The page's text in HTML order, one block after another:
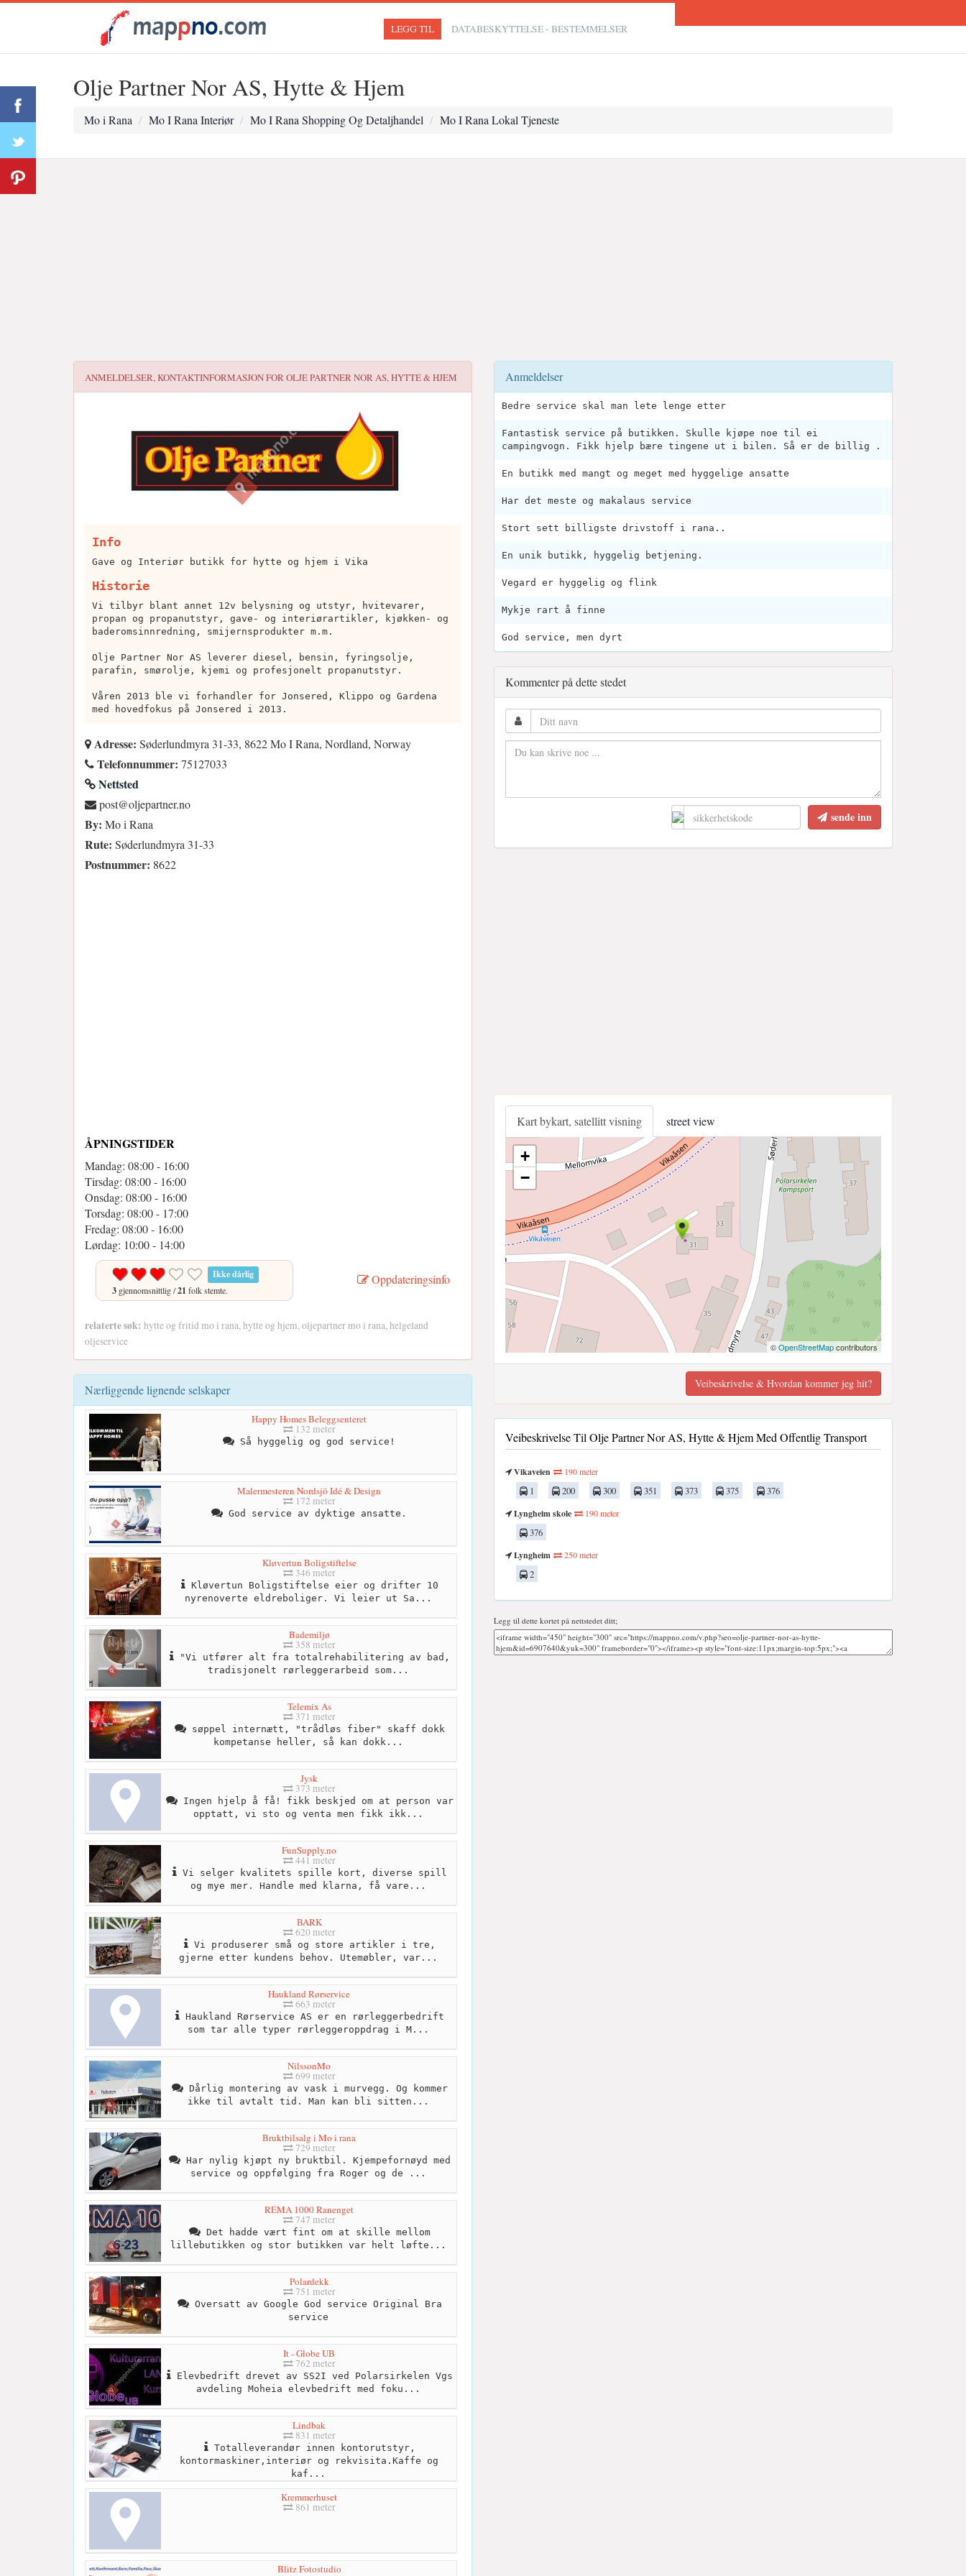
LEGG TIL DATABESKYTTELSE - BESTEMMELSER
Olje Partner Nor AS, Hytte & Hjem
Mo i Rana Mo I Rana Interiør Mo I Rana Shopping Og Detaljhandel Mo I Rana Lokal Tjeneste
ANMELDELSER, KONTAKTINFORMASJON FOROLJE PARTNER NOR AS, HYTTE & HJEM
Info
Gave og Interiør butikk for hytte og hjem i Vika
Historie
Vi tilbyr blant annet 12v belysning og utstyr, hvitevarer,
propan og propanutstyr, gave- og interiørartikler, kjøkken- og
baderomsinnredning, smijernsprodukter m.m.
Olje Partner Nor AS leverer diesel, bensin, fyringsolje,
parafin, smørolje, kjemi og profesjonelt propanutstyr.
Våren 2013 ble vi forhandler for Jonsered, Klippo og Gardena
med hovedfokus på Jonsered i 2013.
Adresse: Søderlundmyra 31-33, 8622 Mo I Rana, Nordland, Norway
Telefonnummer: 75127033
Nettsted
on.rentrapejlo@tsop
By: Mo i Rana
Rute: Søderlundmyra 31-33
Postnummer: 8622
ÅPNINGSTIDER
Mandag: 08:00 - 16:00
Tirsdag: 08:00 - 16:00
Onsdag: 08:00 - 16:00
Torsdag: 08:00 - 17:00
Fredag: 08:00 - 16:00
Lørdag: 10:00 - 14:00
Ikke dårlig
3 gjennomsnittlig /21 folk stemte.
Oppdateringsinfo
relaterte søk: hytte og fritid mo i rana, hytte og hjem, oljepartner mo i rana, helgeland
oljeservice
Nærliggende lignende selskaper
Happy Homes Beleggsenteret
132 meter
Så hyggelig og god service!
Malermesteren Nordsjö Idé & Design
172 meter
God service av dyktige ansatte.
Kløvertun Boligstiftelse
346 meter
Kløvertun Boligstiftelse eier og drifter 10
nyrenoverte eldreboliger. Vi leier ut Sa...
Bademiljø
358 meter
"Vi utfører alt fra totalrehabilitering av bad,
tradisjonelt rørleggerarbeid som...
Telemix As
371 meter
søppel internætt, "trådløs fiber" skaff dokk
kompetanse heller, så kan dokk...
Jysk
373 meter
Ingen hjelp å få! fikk beskjed om at person var
opptatt, vi sto og venta men fikk ikk...
FunSupply.no
441 meter
Vi selger kvalitets spille kort, diverse spill
og mye mer. Handle med klarna, få vare...
BARK
620 meter
Vi produserer små og store artikler i tre,
gjerne etter kundens behov. Utemøbler, var...
Haukland Rørservice
663 meter
Haukland Rørservice AS er en rørleggerbedrift
som tar alle typer rørleggeroppdrag i M...
NilssonMo
699 meter
Dårlig montering av vask i murvegg. Og kommer
ikke til avtalt tid. Man kan bli sitten...
Bruktbilsalg i Mo i rana
729 meter
Har nylig kjøpt ny bruktbil. Kjempefornøyd med
service og oppfølging fra Roger og de ...
REMA 1000 Ranenget
747 meter
Det hadde vært fint om at skille mellom
lillebutikken og stor butikken var helt løfte...
Polardekk
751 meter
Oversatt av Google God service Original Bra
service
It - Globe UB
762 meter
Elevbedrift drevet av SS2I ved Polarsirkelen Vgs
avdeling Moheia elevbedrift med foku...
Lindbak
831 meter
Totalleverandør innen kontorutstyr,
kontormaskiner,interiør og rekvisita.Kaffe og
kaf...
Kremmerhuset
861 meter
Blitz Fotostudio
Anmeldelser
Bedre service skal man lete lenge etter
Fantastisk service på butikken. Skulle kjøpe noe til ei
campingvogn. Fikk hjelp bære tingene ut i bilen. Så er de billig .
En butikk med mangt og meget med hyggelige ansatte
Har det meste og makalaus service
Stort sett billigste drivstoff i rana..
En unik butikk, hyggelig betjening.
Vegard er hyggelig og flink
Mykje rart å finne
God service, men dyrt
Kommenter på dette stedet
sende inn
Kart bykart, satellitt visning street view
+
−
©OpenStreetMapcontributors
Veibeskrivelse & Hvordan kommer jeg hit?
Veibeskrivelse Til Olje Partner Nor AS, Hytte & Hjem Med Offentlig Transport
Vikaveien 190 meter
1 200 300 351 373 375
376
Lyngheim skole
190 meter
376
Lyngheim
250 meter
2
Legg til dette kortet på nettstedet ditt;